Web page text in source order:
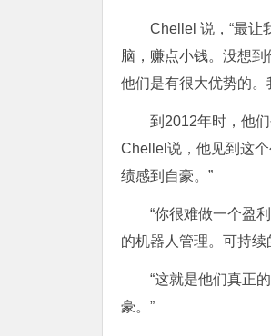
Chellel 说，“最让
脑，赚点小钱。没想
他们是有很大优势的
到2012年时，他
Chellel说，他见到这
绩感到自豪。”
“你很难做一个盈
的机器人管理。可持
“这就是他们真正
豪。”